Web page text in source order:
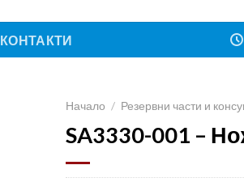
КОНТАКТИ
Начало / Резервни части и
SA3330-001 –